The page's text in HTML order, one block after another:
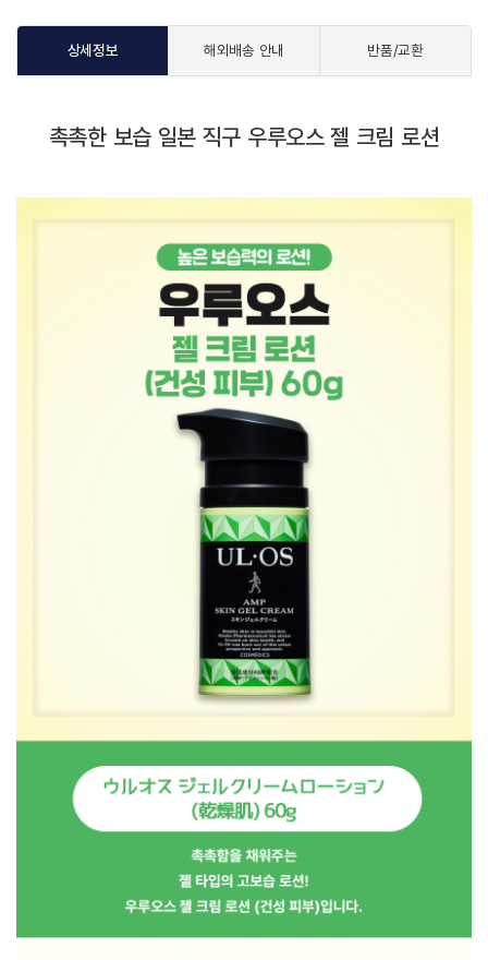
상세정보 해외배송 안내 반품/교환
촉촉한 보습 일본 직구 우루오스 젤 크림 로션